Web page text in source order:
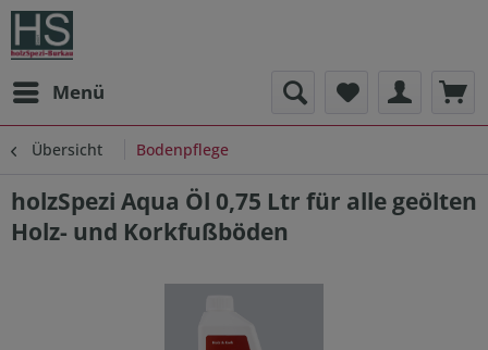
Menü
Übersicht Bodenpflege
holzSpezi Aqua Öl 0,75 Ltr für alle geölten
Holz- und Korkfußböden